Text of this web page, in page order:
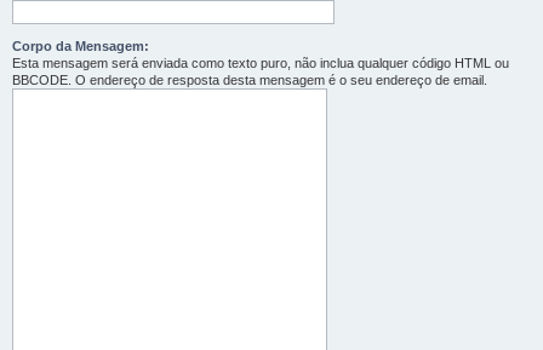
Corpo da Mensagem:
Esta mensagem será enviada como texto puro, não inclua qualquer código HTML ou
BBCODE. O endereço de resposta desta mensagem é o seu endereço de email.